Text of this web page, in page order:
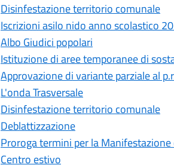
Disinfestazione territorio comunale
Iscrizioni asilo nido anno scolastico
Albo Giudici popolari
Istituzione di aree temporanee di
Approvazione di variante parziale al
L'onda Trasversale
Disinfestazione territorio comunale
Deblattizzazione
Proroga termini per la
Centro estivo